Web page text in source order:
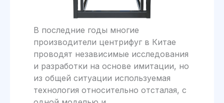
В последние годы многие
производители центрифуг в Китае
проводят независимые исследования
и разработки на основе имитации, но
из общей ситуации используемая
технология относительно отсталая, с